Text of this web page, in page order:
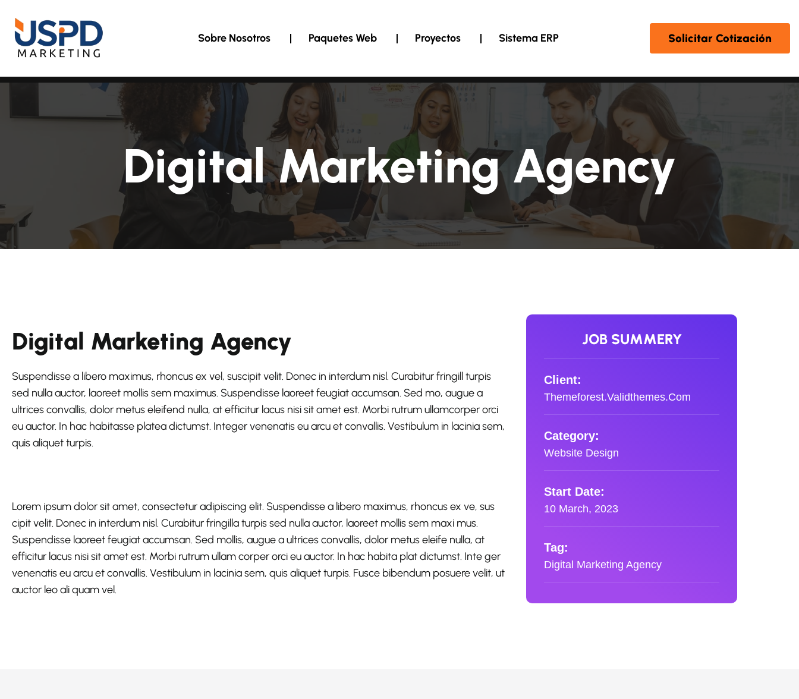
Sobre Nosotros Paquetes Web Proyectos Sistema ERP Solicitar Cotización
Digital Marketing Agency
Digital Marketing Agency
Suspendisse a libero maximus, rhoncus ex vel, suscipit velit. Donec in interdum nisl. Curabitur fringill turpis
sed nulla auctor, laoreet mollis sem maximus. Suspendisse laoreet feugiat accumsan. Sed mo, augue a
ultrices convallis, dolor metus eleifend nulla, at efficitur lacus nisi sit amet est. Morbi rutrum ullamcorper orci
eu auctor. In hac habitasse platea dictumst. Integer venenatis eu arcu et convallis. Vestibulum in lacinia sem,
quis aliquet turpis.
Lorem ipsum dolor sit amet, consectetur adipiscing elit. Suspendisse a libero maximus, rhoncus ex ve, sus
cipit velit. Donec in interdum nisl. Curabitur fringilla turpis sed nulla auctor, laoreet mollis sem maxi mus.
Suspendisse laoreet feugiat accumsan. Sed mollis, augue a ultrices convallis, dolor metus eleife nulla, at
efficitur lacus nisi sit amet est. Morbi rutrum ullam corper orci eu auctor. In hac habita plat dictumst. Inte ger
venenatis eu arcu et convallis. Vestibulum in lacinia sem, quis aliquet turpis. Fusce bibendum posuere velit, ut
auctor leo ali quam vel.
JOB SUMMERY
Client:
Themeforest.Validthemes.Com
Category:
Website Design
Start Date:
10 March, 2023
Tag:
Digital Marketing Agency